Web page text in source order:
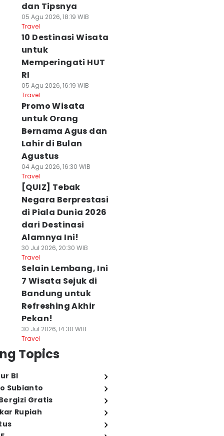
dan Tipsnya
05 Agu 2026, 18:19 WIB
Travel
10 Destinasi Wisata
untuk
Memperingati HUT
RI
05 Agu 2026, 16:19 WIB
Travel
Promo Wisata
untuk Orang
Bernama Agus dan
Lahir di Bulan
Agustus
04 Agu 2026, 16:30 WIB
Travel
[QUIZ] Tebak
Negara Berprestasi
di Piala Dunia 2026
dari Destinasi
Alamnya Ini!
30 Jul 2026, 20:30 WIB
Travel
Selain Lembang, Ini
7 Wisata Sejuk di
Bandung untuk
Refreshing Akhir
Pekan!
30 Jul 2026, 14:30 WIB
Travel
Topics
BI
Subianto
Gratis
Rupiah